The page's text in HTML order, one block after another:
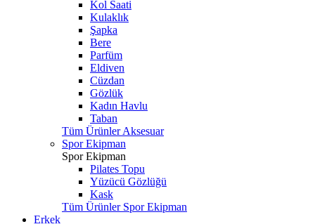
Kol Saati
Kulaklık
Şapka
Bere
Parfüm
Eldiven
Cüzdan
Gözlük
Kadın Havlu
Taban
Tüm Ürünler Aksesuar
Spor Ekipman
Spor Ekipman
Pilates Topu
Yüzücü Gözlüğü
Kask
Tüm Ürünler Spor Ekipman
Erkek